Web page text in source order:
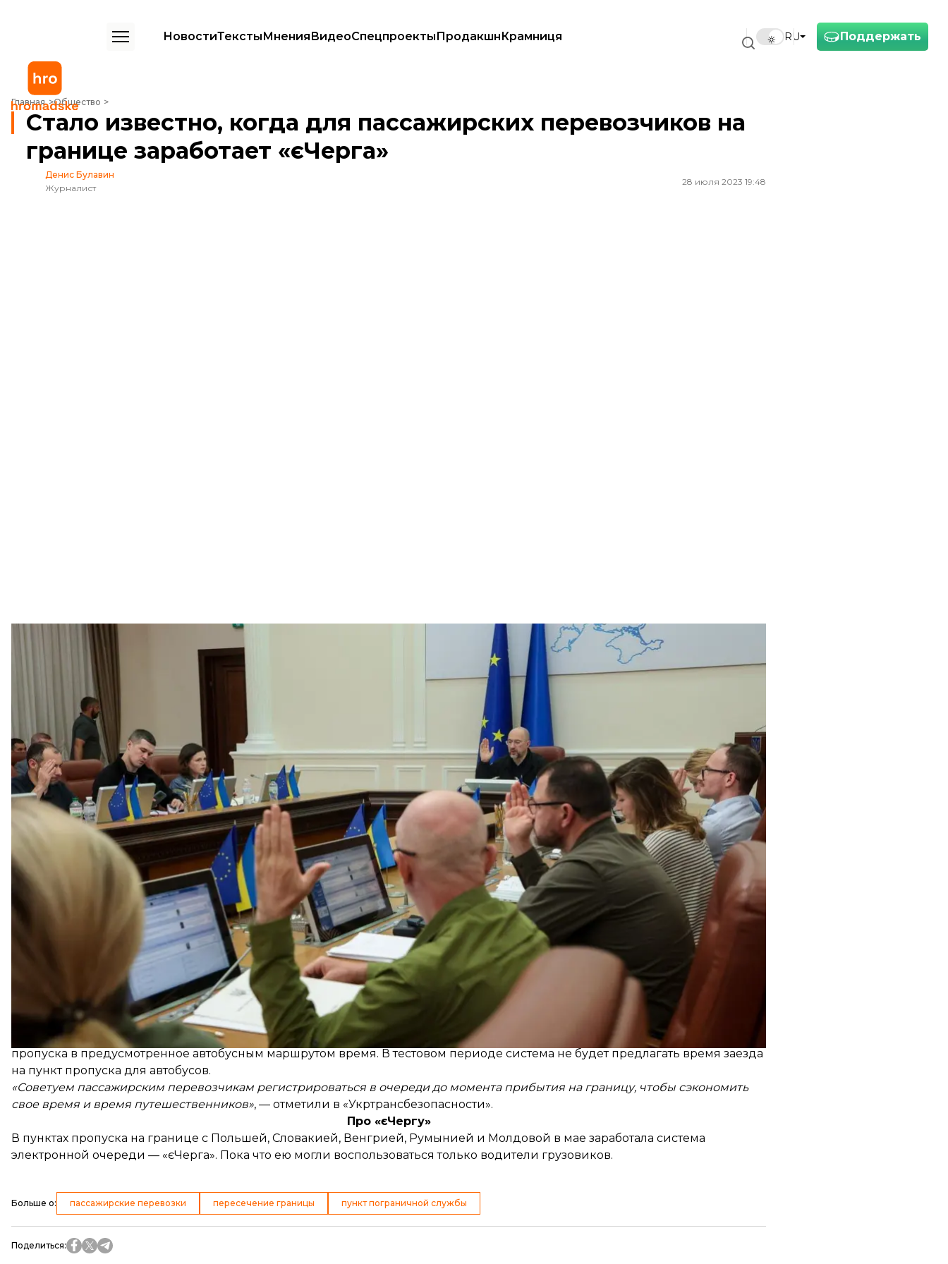
Поддержать
RU
НовостиТекстыМненияВидеоСпецпроектыПродакшнКрамниця
Главная Общество
Стало известно, когда для пассажирских перевозчиков на границе заработает «єЧерга»
Стало известно, когда для пассажирских перевозчиков на
границе заработает «єЧерга»
Денис Булавин
Журналист
28 июля 2023 19:48
С августа электронная очередь пересечения границы заработает для легковых автомобилей и автобусов, осуществляющих
пассажирские перевозки.
сообщил
глава правительства Денис Шмыгаль.
«Сегодня поддержали решение о расширении действия э-очереди. Это позволит уменьшить очереди на границе и сделать
ее прохождение более комфортным. Ранее эта услуга уже заработала для грузового автомобильного транспорта»
, — отметил
он.
В «Укртрансбезопасности»сообщили
, что 1 августа в тестовом режиме начнет действовать электронная очередь для
пассажирских перевозчиков в пункте пропуска «Ягодин — Дорогуськ».
«Движение автобусов регулярных рейсов будет возможно только по записи в электронной очереди пересечения границы
на сайте
echerha.gov.ua. Запись в "єЧергу" для пассажирских перевозчиков открывается 31 июля»
, — говорится в сообщении.
Там добавили, что пассажирским перевозчикам, зарегистрировавшимся в онлайн-очереди, следует приезжать к пункту
пропуска в предусмотренное автобусным маршрутом время. В тестовом периоде система не будет предлагать время заезда
на пункт пропуска для автобусов.
«Советуем пассажирским перевозчикам регистрироваться в очереди до момента прибытия на границу, чтобы сэкономить
свое время и время путешественников», — отметили в «Укртрансбезопасности».
Про «єЧергу»
В пунктах пропуска на границе с Польшей, Словакией, Венгрией, Румынией и Молдовой в мае заработала система
электронной очереди — «єЧерга». Пока что ею могли воспользоваться только водители грузовиков.
Больше о: пассажирские перевозки пересечение границы пункт пограничной службы
Поделиться: